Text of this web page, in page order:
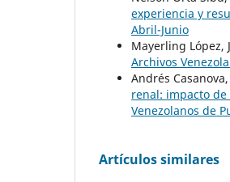
experiencia y
Abril-Junio
Mayerling López,
Archivos
Andrés
renal: impacto
Venezolanos de
Artículos similares